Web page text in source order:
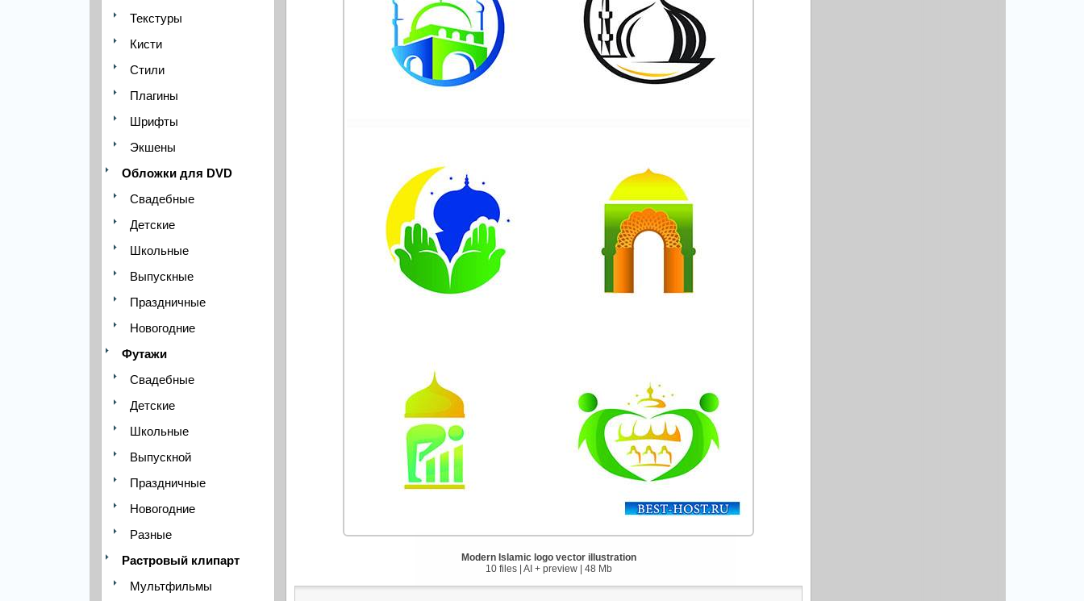
Текстуры
Кисти
Стили
Плагины
Шрифты
Экшены
Обложки для DVD
Свадебные
Детские
Школьные
Выпускные
Праздничные
Новогодние
Футажи
Свадебные
Детские
Школьные
Выпускной
Праздничные
Новогодние
Разные
Растровый клипарт
Мультфильмы
Modern Islamic logo vector illustration
10 files | AI + preview | 48 Mb